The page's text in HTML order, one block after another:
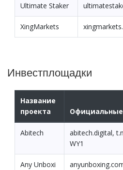
Ultimate Staker
XingMarkets
Инвестплощадки
Название
проекта
Abitech
abitech.digital,
WY1
Any Unboxi